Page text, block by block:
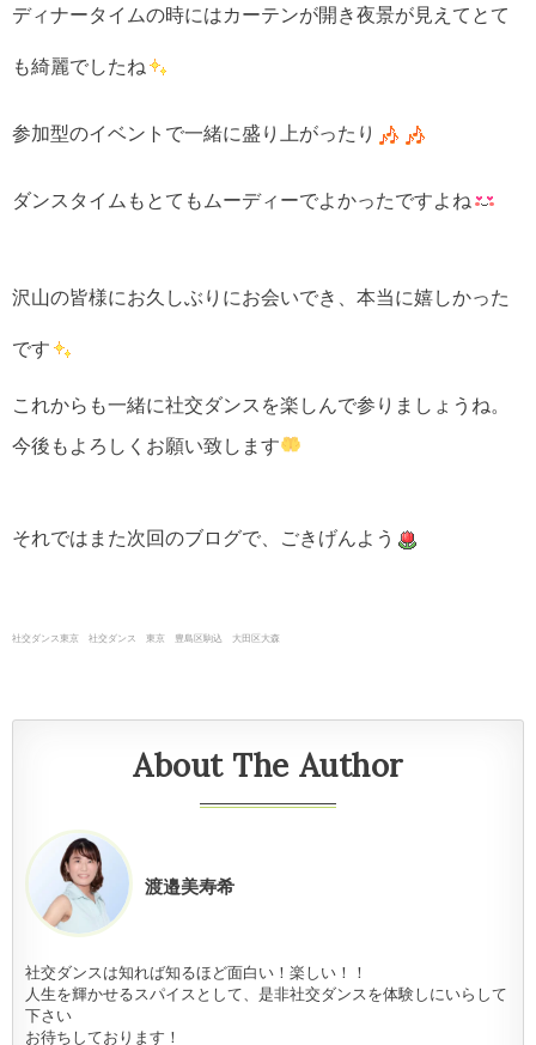
ディナータイムの時にはカーテンが開き夜景が見えてとて
も綺麗でしたね
参加型のイベントで一緒に盛り上がったり
ダンスタイムもとてもムーディーでよかったですよね
沢山の皆様にお久しぶりにお会いでき、本当に嬉しかった
です
これからも一緒に社交ダンスを楽しんで参りましょうね。
今後もよろしくお願い致します
それではまた次回のブログで、ごきげんよう
社交ダンス東京 社交ダンス 東京 豊島区駒込 大田区大森
About The Author
渡邉美寿希
社交ダンスは知れば知るほど面白い！楽しい！！
人生を輝かせるスパイスとして、是非社交ダンスを体験しにいらして
下さい
お待ちしております！